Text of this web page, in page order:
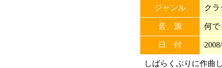
ジャンル ク
音 源 何で
日 付
しばらくぶりに作曲